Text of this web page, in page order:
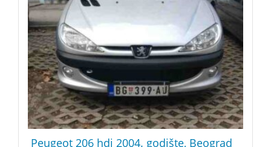
Peugeot 206 hdi 2004. godište, Beograd